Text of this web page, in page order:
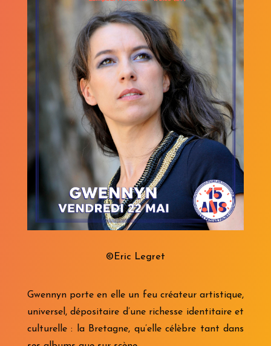
©Eric Legret
Gwennyn porte en elle un feu créateur artistique,
universel, dépositaire d’une richesse identitaire et
culturelle : la Bretagne, qu’elle célèbre tant dans